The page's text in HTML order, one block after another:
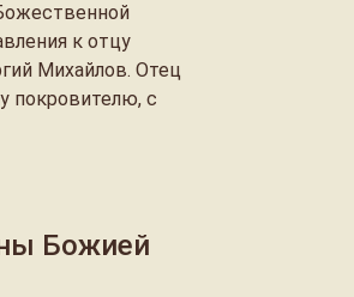
к отцу
Михайлов. Отец
покровителю, с
Божией